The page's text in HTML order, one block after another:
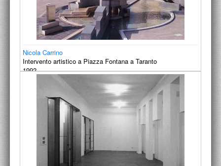
Nicola Carrino
Intervento artistico a Piazza Fontana a Taranto
1992